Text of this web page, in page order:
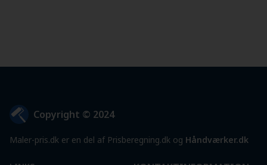
Copyright © 2024
Maler-pris.dk er en del af Prisberegning.dk og Håndværker.dk